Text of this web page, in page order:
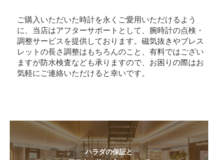
ご購入いただいた時計を永くご愛用いただけるよう
に、当店はアフターサポートとして、腕時計の点検・
調整サービスを提供しております。磁気抜きやブレス
レットの長さ調整はもちろんのこと、有料ではござい
ますが防水検査なども承りますので、お困りの際はお
気軽にご連絡いただけると幸いです。
ハラダの保証と